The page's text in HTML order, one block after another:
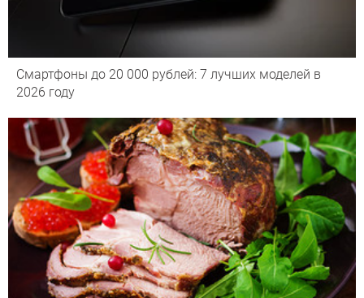
Смартфоны до 20 000 рублей: 7 лучших моделей в
2026 году